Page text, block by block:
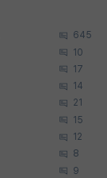
645
10
17
14
21
15
12
8
9